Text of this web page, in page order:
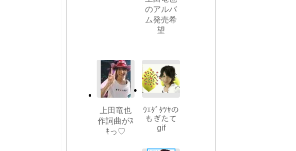
のアルバ
ム発売希
望
上田竜也
作詞曲がｽ
ｷっ♡
ｳｴﾀﾞﾀﾂﾔの
もぎたて
gif